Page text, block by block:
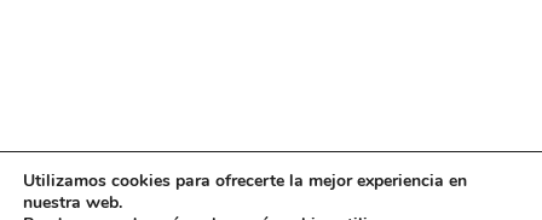
Utilizamos cookies para ofrecerte la mejor experiencia en
nuestra web.